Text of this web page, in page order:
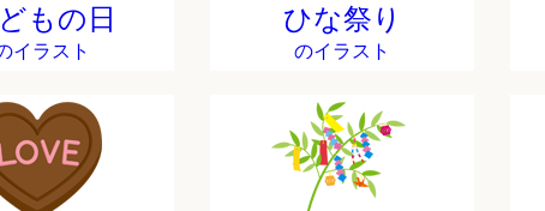
もの日
イラスト
ひな祭り
のイラスト